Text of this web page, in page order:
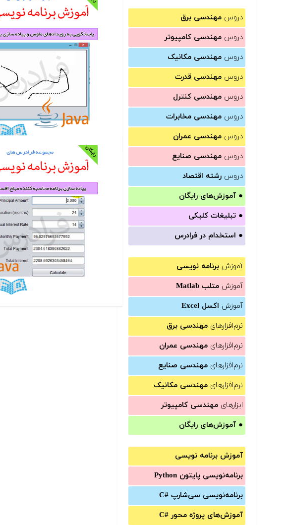
دروس مهندسی برق
دروس مهندسی کامپیوتر
دروس مهندسی مکانیک
دروس مهندسی قدرت
دروس مهندسی کنترل
دروس مهندسی مخابرات
دروس مهندسی عمران
دروس مهندسی صنایع
دروس رشته اقتصاد
● آموزش‌های رایگان
● تبلیغات کلیکی
● استخدام در فرادرس
آموزش برنامه نویسی
آموزش متلب Matlab
آموزش اکسل Excel
نرم‌افزارهای مهندسی برق
نرم‌افزارهای مهندسی عمران
نرم‌افزارهای مهندسی صنایع
نرم‌افزارهای مهندسی مکانیک
ابزارهای مهندسی کامپیوتر
● آموزش‌های رایگان
آموزش برنامه نویسی
برنامه‌نویسی پایتون Python
برنامه‌‌نویسی سی‌شارپ C#‎
آموزش‌های پروژه محور #C